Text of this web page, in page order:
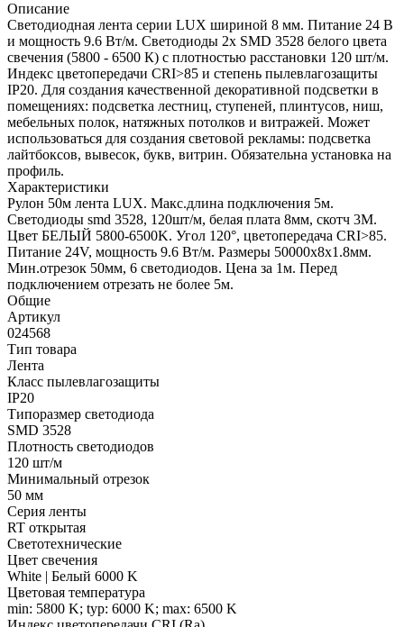
Описание
Светодиодная лента серии LUX шириной 8 мм. Питание 24 В
и мощность 9.6 Вт/м. Светодиоды 2x SMD 3528 белого цвета
свечения (5800 - 6500 К) с плотностью расстановки 120 шт/м.
Индекс цветопередачи CRI>85 и степень пылевлагозащиты
IP20. Для создания качественной декоративной подсветки в
помещениях: подсветка лестниц, ступеней, плинтусов, ниш,
мебельных полок, натяжных потолков и витражей. Может
использоваться для создания световой рекламы: подсветка
лайтбоксов, вывесок, букв, витрин. Обязательна установка на
профиль.
Характеристики
Рулон 50м лента LUX. Макс.длина подключения 5м.
Светодиоды smd 3528, 120шт/м, белая плата 8мм, скотч 3М.
Цвет БЕЛЫЙ 5800-6500K. Угол 120°, цветопередача CRI>85.
Питание 24V, мощность 9.6 Вт/м. Размеры 50000х8х1.8мм.
Мин.отрезок 50мм, 6 светодиодов. Цена за 1м. Перед
подключением отрезать не более 5м.
Общие
Артикул
024568
Тип товара
Лента
Класс пылевлагозащиты
IP20
Типоразмер светодиода
SMD 3528
Плотность светодиодов
120 шт/м
Минимальный отрезок
50 мм
Серия ленты
RT открытая
Светотехнические
Цвет свечения
White | Белый 6000 K
Цветовая температура
min: 5800 K; typ: 6000 K; max: 6500 K